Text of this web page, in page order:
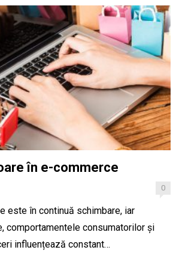
în e-commerce
0
este în continuă schimbare, iar
comportamentele consumatorilor și
influențează constant…